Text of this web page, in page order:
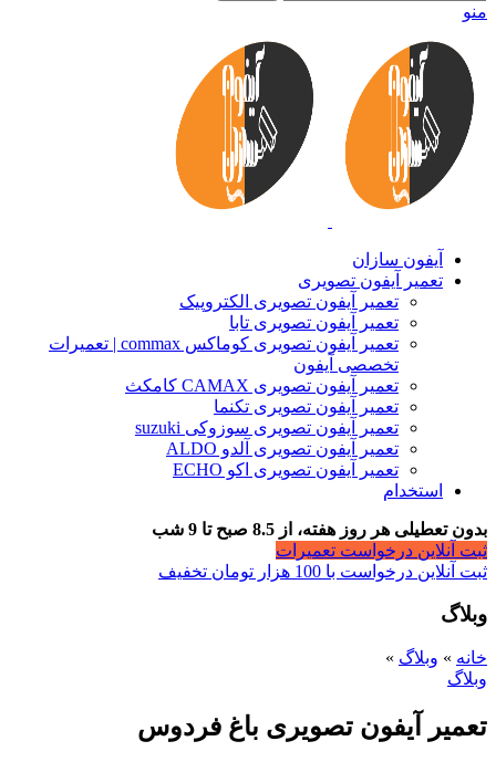
منو
آیفون سازان
تعمیر آیفون تصویری
تعمیر آیفون تصویری الکتروپیک
تعمیر آیفون تصویری تابا
تعمیر آیفون تصویری کوماکس commax | تعمیرات
تخصصی آیفون
تعمیر آیفون تصویری CAMAX کامکث
تعمیر آیفون تصویری تکنما
تعمیر آیفون تصویری سوزوکی suzuki
تعمیر آیفون تصویری آلدو ALDO
تعمیر آیفون تصویری اکو ECHO
استخدام
بدون تعطیلی هر روز هفته، از 8.5 صبح تا 9 شب
ثبت آنلاین درخواست تعمیرات
ثبت آنلاین درخواست با 100 هزار تومان تخفیف
وبلاگ
خانه » وبلاگ »
وبلاگ
تعمیر آیفون تصویری باغ فردوس